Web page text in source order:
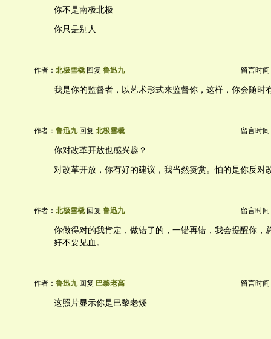
你不是南极北极
你只是别人
作者： 北极雪橇 回复 鲁迅九 留言时间
我是你的监督者，以艺术形式来监督你，这样，你会随时
作者： 鲁迅九回复 北极雪橇 留言时间
你对改革开放也感兴趣？
对改革开放，你有好的建议，我当然赞赏。怕的是你反对
作者： 北极雪橇 回复 鲁迅九 留言时间
你做得对的我肯定，做错了的，一错再错，我会提醒你，
好不要见血。
作者： 鲁迅九回复 巴黎老高 留言时间
这照片显示你是巴黎老矮